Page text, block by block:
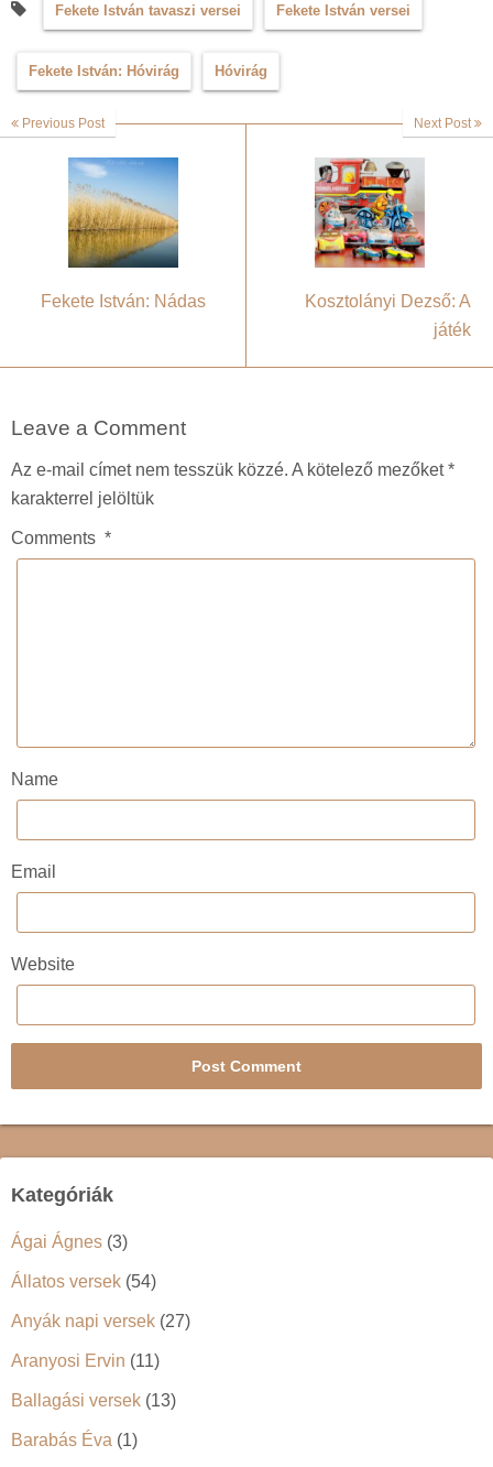
Fekete István tavaszi versei Fekete István versei
Fekete István: Hóvirág Hóvirág
Previous Post
Fekete István: Nádas
Next Post
Kosztolányi Dezső: A
játék
Leave a Comment
Az e-mail címet nem tesszük közzé. A kötelező mezőket*
karakterrel jelöltük
Comments *
Name
Email
Website
Kategóriák
Ágai Ágnes (3)
Állatos versek (54)
Anyák napi versek (27)
Aranyosi Ervin (11)
Ballagási versek (13)
Barabás Éva (1)